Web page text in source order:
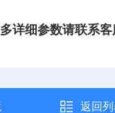
详细参数请联系客
返回